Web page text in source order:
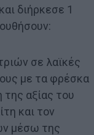
διήρκεσε 1
σε λαϊκές
με τα φρέσκα
της αξίας του
και τον
μέσω της